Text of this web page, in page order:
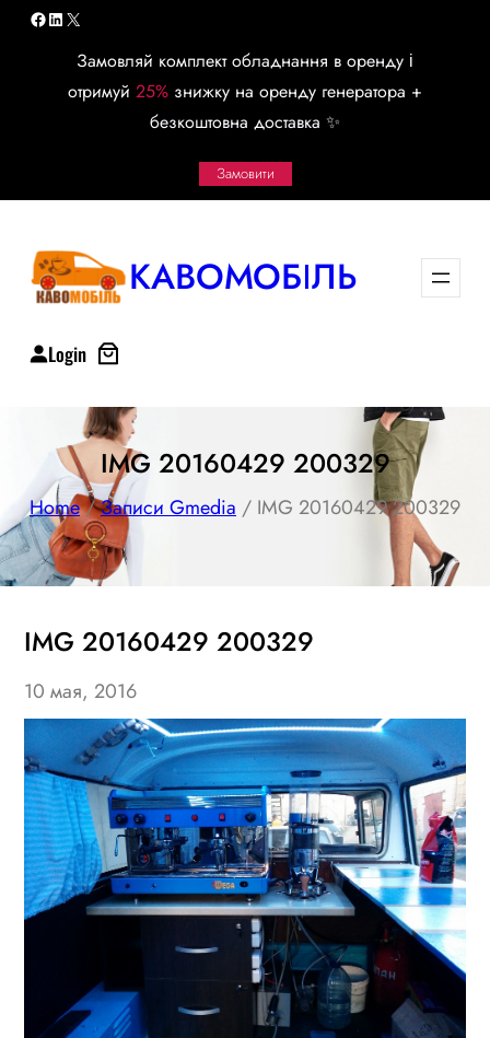
Перейти
содержимому
Facebook
LinkedIn
X
Замовляй комплект обладнання в оренду і
отримуй 25% знижку на оренду генератора +
безкоштовна доставка ✨
Замовити
КАВОМОБІЛЬ
Login
IMG 20160429 200329
Home/Записи Gmedia / IMG 20160429 200329
IMG 20160429 200329
10 мая, 2016